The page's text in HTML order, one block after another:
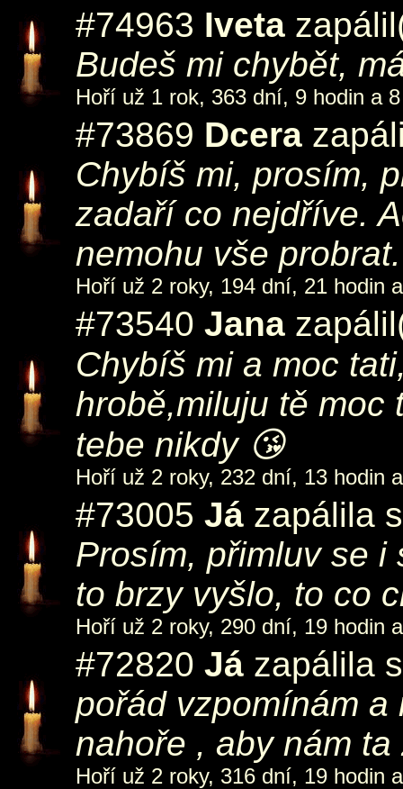
#74963 Iveta
Budeš mi chybět,
Hoří už 1 rok, 363 dní, 9 hodin a
#73869 Dcera
Chybíš mi, prosím,
zadaří co nejdříve.
nemohu vše probrat.
Hoří už 2 roky, 194 dní, 21 hodin
#73540 Jana
Chybíš mi a moc
hrobě,miluju tě moc
tebe nikdy 😘
Hoří už 2 roky, 232 dní, 13 hodin
#73005 Já zapálila
Prosím, přimluv se
to brzy vyšlo, to co
Hoří už 2 roky, 290 dní, 19 hodin
#72820 Já zapálila
pořád vzpomínám a
nahoře , aby nám
Hoří už 2 roky, 316 dní, 19 hodin